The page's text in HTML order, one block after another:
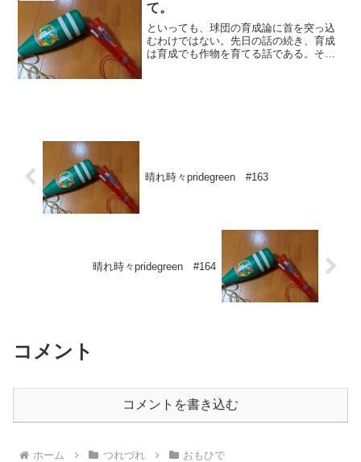
て。
といっても、球団の育成論に首を突っ込
むわけではない。先日の話の続き、育成
は育成でも作物を育てる話である。その
晴れ時々pridegreen #163
晴れ時々pridegreen #164
コメント
コメントを書き込む
ホーム つれづれ おもひで